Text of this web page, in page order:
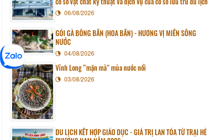
06/08/2026
GỎI GÀ BÔNG BẦN (HOA BẦN) - HƯƠNG VỊ MIỀN SÔNG
NƯỚC
04/08/2026
Vĩnh Long “mặn mà” mùa nước nổi
03/08/2026
DU LỊCH KẾT HỢP GIÁO DỤC - GIÁ TRỊ LAN TỎA TỪ TRẠI HÈ